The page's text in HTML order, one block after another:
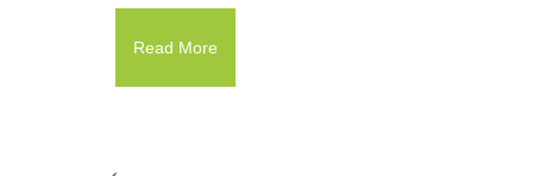
Read More